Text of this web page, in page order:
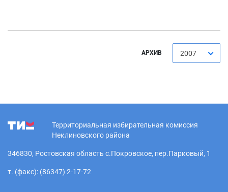
АРХИВ 2007
Территориальная избирательная комиссия
Неклиновского района
346830, Ростовская область с.Покровское, пер.Парковый, 1
т. (факс): (86347) 2-17-72